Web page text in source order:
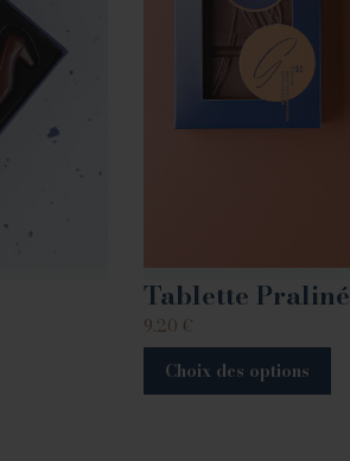
Tablette Praliné
9.20 €
Choix des options